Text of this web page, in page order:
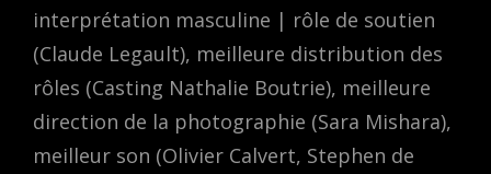
interprétation masculine | rôle de soutien
(Claude Legault), meilleure distribution des
rôles (Casting Nathalie Boutrie), meilleure
direction de la photographie (Sara Mishara),
meilleur son (Olivier Calvert, Stephen de